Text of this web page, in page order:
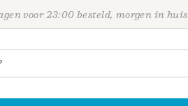
voor 23:00 besteld, morgen in huis